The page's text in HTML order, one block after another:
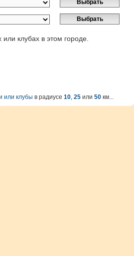
клубах в этом городе.
или клубы в радиусе 10 25 или 50 км...